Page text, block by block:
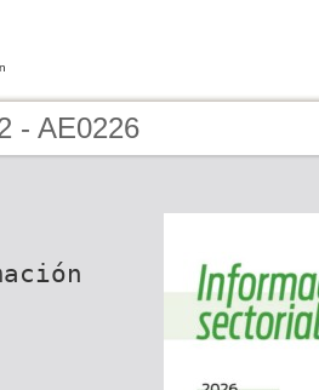
- AE0226